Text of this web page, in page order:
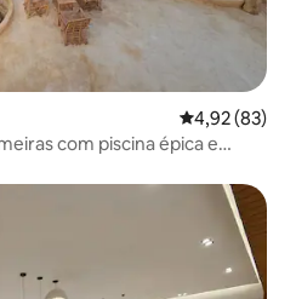
4,92 de uma
4,92 (83)
com piscina épica e